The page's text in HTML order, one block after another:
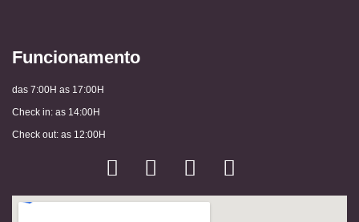
Funcionamento
das 7:00H as 17:00H
Check in: as 14:00H
Check out: as 12:00H